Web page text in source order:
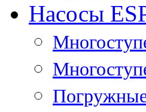
Насосы